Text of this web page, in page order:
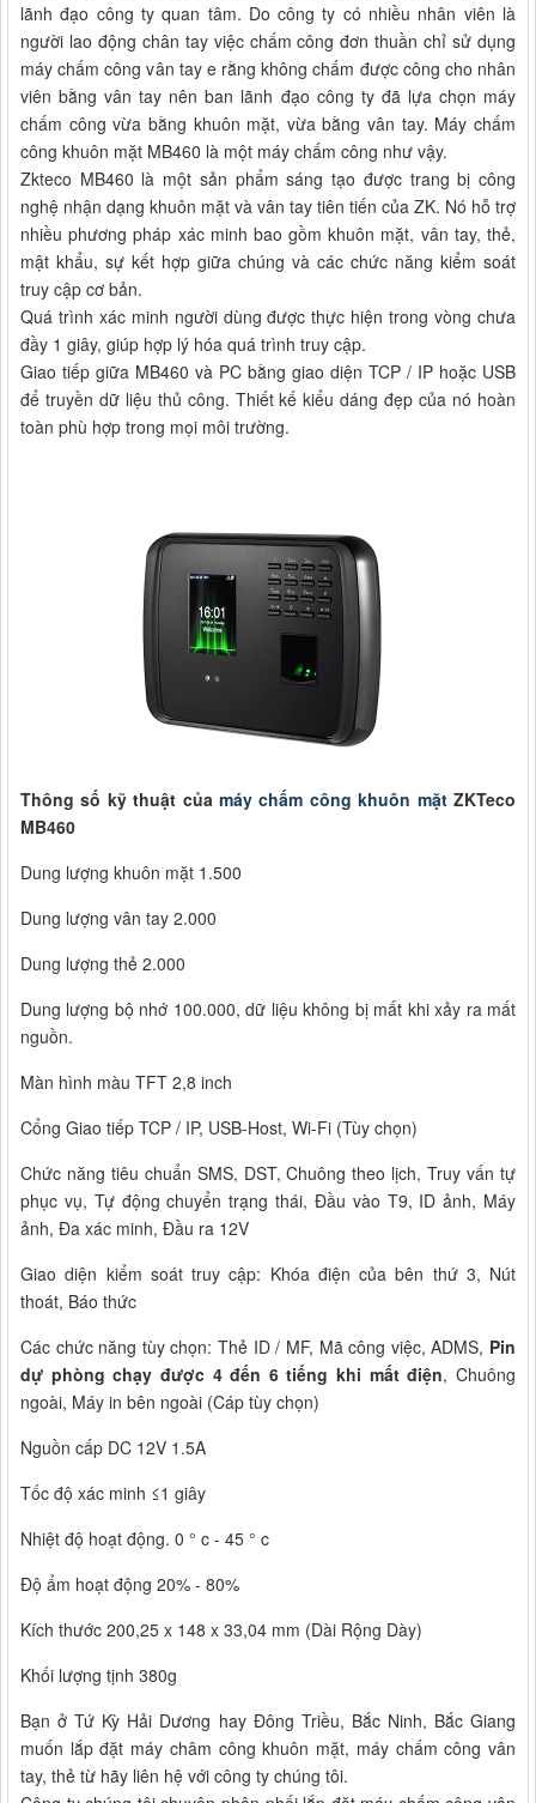
lãnh đạo công ty quan tâm. Do công ty có nhiều nhân viên là
người lao động chân tay việc chấm công đơn thuần chỉ sử dụng
máy chấm công vân tay e rằng không chấm được công cho nhân
viên bằng vân tay nên ban lãnh đạo công ty đã lựa chọn máy
chấm công vừa bằng khuôn mặt, vừa bằng vân tay. Máy chấm
công khuôn mặt MB460 là một máy chấm công như vậy.
Zkteco MB460 là một sản phẩm sáng tạo được trang bị công
nghệ nhận dạng khuôn mặt và vân tay tiên tiến của ZK. Nó hỗ trợ
nhiều phương pháp xác minh bao gồm khuôn mặt, vân tay, thẻ,
mật khẩu, sự kết hợp giữa chúng và các chức năng kiểm soát
truy cập cơ bản.
Quá trình xác minh người dùng được thực hiện trong vòng chưa
đầy 1 giây, giúp hợp lý hóa quá trình truy cập.
Giao tiếp giữa MB460 và PC bằng giao diện TCP / IP hoặc USB
để truyền dữ liệu thủ công. Thiết kế kiểu dáng đẹp của nó hoàn
toàn phù hợp trong mọi môi trường.
Thông số kỹ thuật củamáy chấm công khuôn mặtZKTeco
MB460
Dung lượng khuôn mặt 1.500
Dung lượng vân tay 2.000
Dung lượng thẻ 2.000
Dung lượng bộ nhớ 100.000, dữ liệu không bị mất khi xảy ra mất
nguồn.
Màn hình màu TFT 2,8 inch
Cổng Giao tiếp TCP / IP, USB-Host, Wi-Fi (Tùy chọn)
Chức năng tiêu chuẩn SMS, DST, Chuông theo lịch, Truy vấn tự
phục vụ, Tự động chuyển trạng thái, Đầu vào T9, ID ảnh, Máy
ảnh, Đa xác minh, Đầu ra 12V
Giao diện kiểm soát truy cập: Khóa điện của bên thứ 3, Nút
thoát, Báo thức
Các chức năng tùy chọn: Thẻ ID / MF, Mã công việc, ADMS, Pin
dự phòng chạy được 4 đến 6 tiếng khi mất điện, Chuông
ngoài, Máy in bên ngoài (Cáp tùy chọn)
Nguồn cấp DC 12V 1.5A
Tốc độ xác minh ≤1 giây
Nhiệt độ hoạt động. 0 ° c - 45 ° c
Độ ẩm hoạt động 20% - 80%
Kích thước 200,25 x 148 x 33,04 mm (Dài Rộng Dày)
Khối lượng tịnh 380g
Bạn ở Tứ Kỳ Hải Dương hay Đông Triều, Bắc Ninh, Bắc Giang
muốn lắp đặt máy châm công khuôn mặt, máy chấm công vân
tay, thẻ từ hãy liên hệ với công ty chúng tôi.